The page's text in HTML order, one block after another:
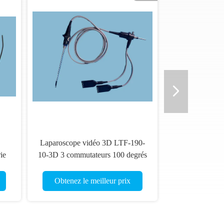
Laparoscope vidéo 3D LTF-190-
10-3D 3 commutateurs 100 degrés
Obtenez le meilleur prix